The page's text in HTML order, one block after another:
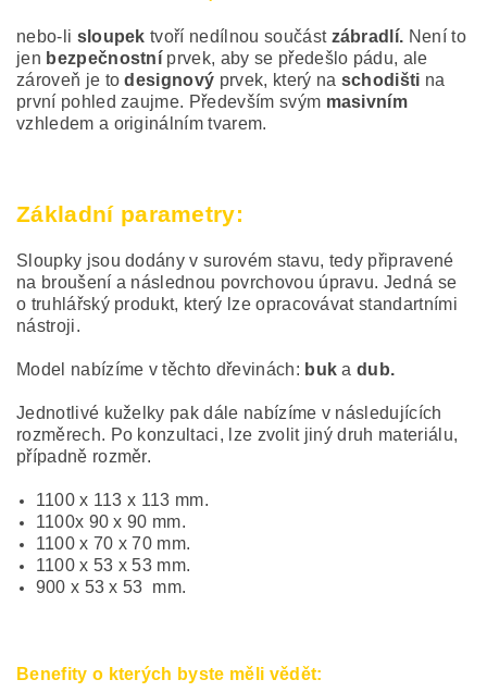
nebo-li sloupektvoří nedílnou součást zábradlí. Není to
jen bezpečnostní prvek, aby se předešlo pádu, ale
zároveň je todesignový prvek, který na schodišti na
první pohled zaujme. Především svým masivním
vzhledem a originálním tvarem.
Základní parametry:
Sloupky jsou dodány v surovém stavu, tedy připravené
na broušení a následnou povrchovou úpravu. Jedná se
o truhlářský produkt, který lze opracovávat standartními
nástroji.
Model nabízíme v těchto dřevinách: buk adub.
Jednotlivé kuželky pak dále nabízíme v následujících
rozměrech. Po konzultaci, lze zvolit jiný druh materiálu,
případně rozměr.
1100 x 113 x 113 mm.
1100x 90 x 90 mm.
1100 x 70 x 70 mm.
1100 x 53 x 53 mm.
900 x 53 x 53 mm.
Benefity o kterých byste měli vědět: